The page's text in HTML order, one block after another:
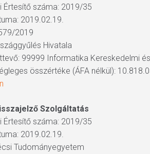
Értesítő száma: 2019/35
2019.02.19.
2019
Hivatala
99999 Informatika Kereskedelmi
összértéke (ÁFA nélkül):
Szolgáltatás
Értesítő száma: 2019/35
2019.02.19.
Tudományegyetem